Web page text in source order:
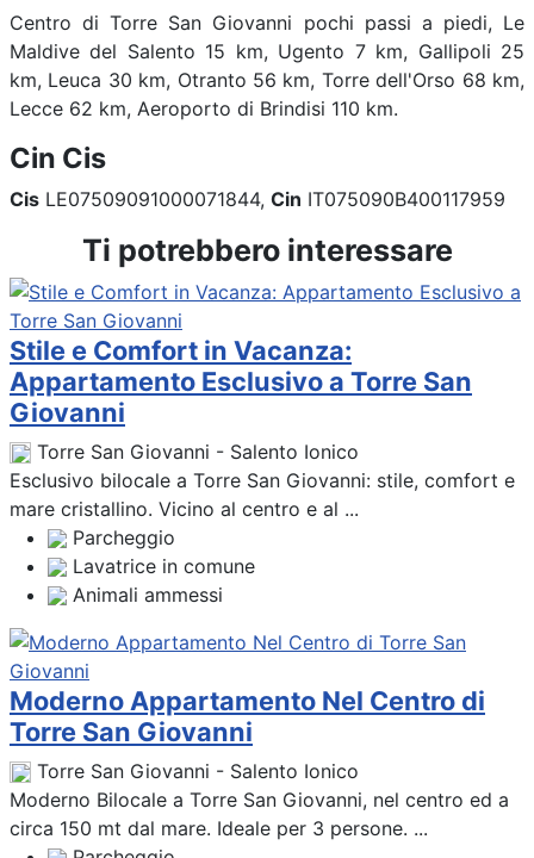
Centro di Torre San Giovanni pochi passi a piedi, Le
Maldive del Salento 15 km, Ugento 7 km, Gallipoli 25
km, Leuca 30 km, Otranto 56 km, Torre dell'Orso 68 km,
Lecce 62 km, Aeroporto di Brindisi 110 km.
Cin Cis
Cis LE07509091000071844, Cin IT075090B400117959
Ti potrebbero interessare
Stile e Comfort in Vacanza:
Appartamento Esclusivo a Torre San
Giovanni
Torre San Giovanni - Salento Ionico
Esclusivo bilocale a Torre San Giovanni: stile, comfort e
mare cristallino. Vicino al centro e al ...
Parcheggio
Lavatrice in comune
Animali ammessi
Moderno Appartamento Nel Centro di
Torre San Giovanni
Torre San Giovanni - Salento Ionico
Moderno Bilocale a Torre San Giovanni, nel centro ed a
circa 150 mt dal mare. Ideale per 3 persone. ...